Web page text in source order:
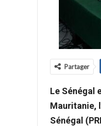
Partager
Le Sénégal
Mauritanie,
Sénégal